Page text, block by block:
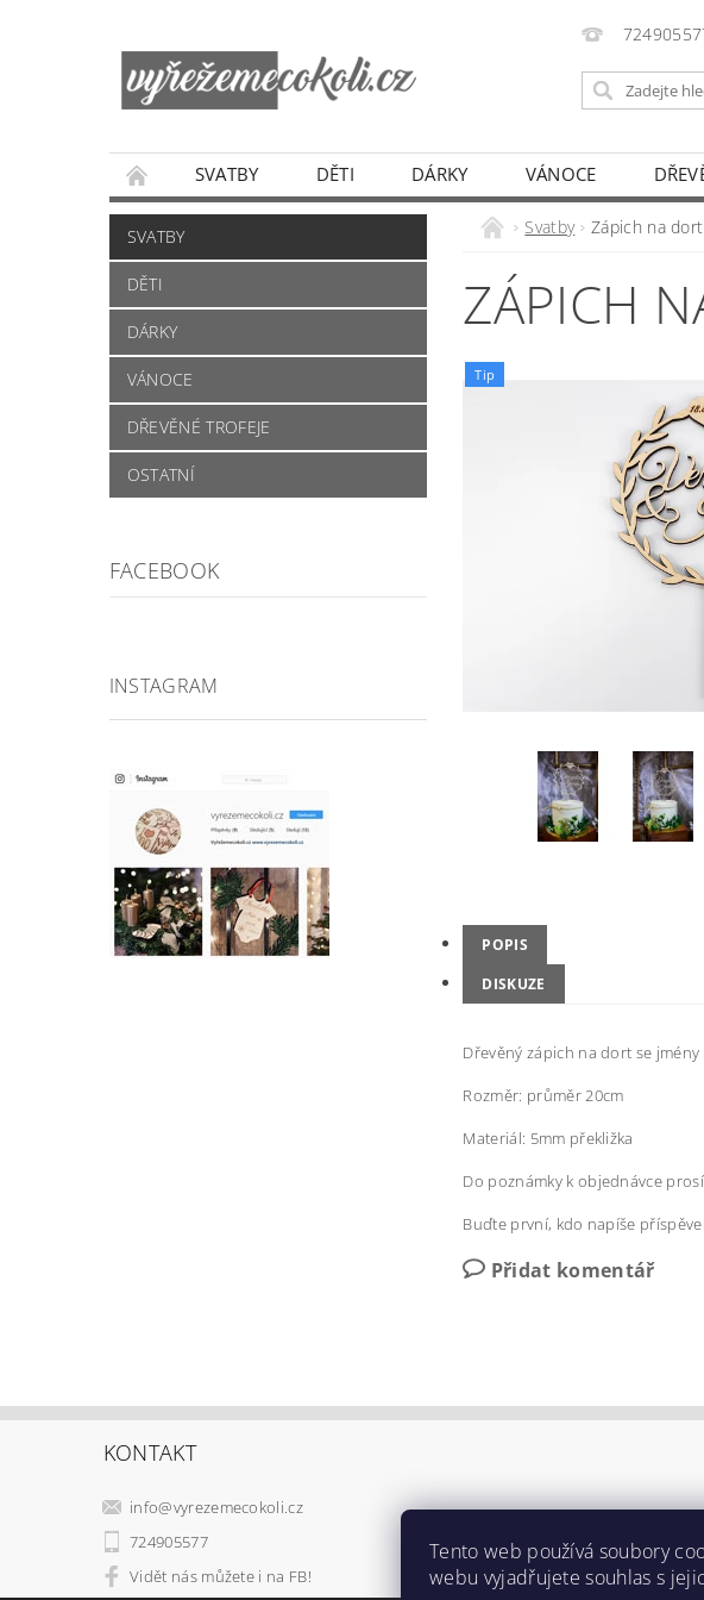
SVATBY DĚTI DÁRKY VÁNOCE
SVATBY
DĚTI
DÁRKY
VÁNOCE
DŘEVĚNÉ TROFEJE
OSTATNÍ
FACEBOOK
INSTAGRAM
Svatby Zápich na dort
ZÁPICH
Tip
POPIS
DISKUZE
Dřevěný zápich na dort se
Rozměr: průměr 20cm
Materiál: 5mm překližka
Do poznámky k objednávce
Buďte první, kdo napíše
Přidat komentář
KONTAKT
info@vyrezemecokoli.cz
724905577
Vidět nás můžete i na FB!
Tento web používá soubory
webu vyjadřujete souhlas s